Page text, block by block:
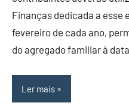
Finanças dedicada a esse
fevereiro de cada ano,
do agregado familiar à
Ler mais